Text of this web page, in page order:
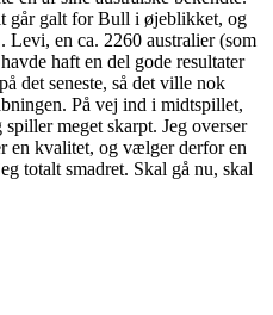
går galt for Bull i øjeblikket, og
Levi, en ca. 2260 australier (som
haft en del gode resultater
det seneste, så det ville nok
På vej ind i midtspillet,
meget skarpt. Jeg overser
en kvalitet, og vælger derfor en
totalt smadret. Skal gå nu, skal